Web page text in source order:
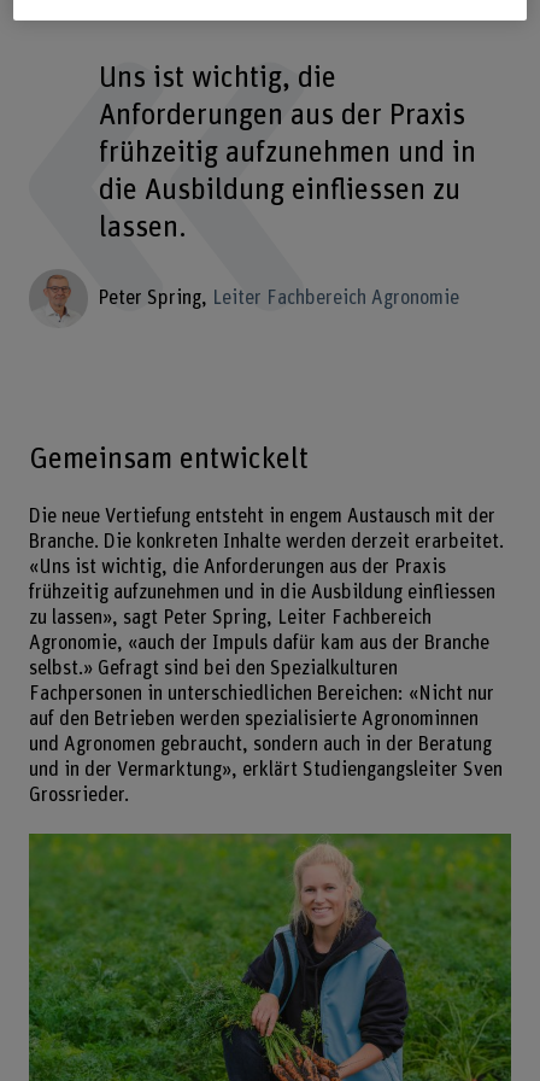
Uns ist wichtig, die
Anforderungen aus der Praxis
frühzeitig aufzunehmen und in
die Ausbildung einfliessen zu
lassen.
Peter Spring Leiter Fachbereich Agronomie
Gemeinsam entwickelt
Die neue Vertiefung entsteht in engem Austausch mit der
Branche. Die konkreten Inhalte werden derzeit erarbeitet.
«Uns ist wichtig, die Anforderungen aus der Praxis
frühzeitig aufzunehmen und in die Ausbildung einfliessen
zu lassen», sagt Peter Spring, Leiter Fachbereich
Agronomie, «auch der Impuls dafür kam aus der Branche
selbst.» Gefragt sind bei den Spezialkulturen
Fachpersonen in unterschiedlichen Bereichen: «Nicht nur
auf den Betrieben werden spezialisierte Agronominnen
und Agronomen gebraucht, sondern auch in der Beratung
und in der Vermarktung», erklärt Studiengangsleiter Sven
Grossrieder.